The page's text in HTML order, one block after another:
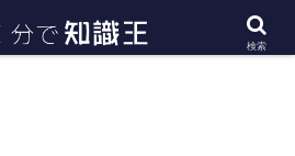
知識や雑学・豆知識を幅広く紹介
検索